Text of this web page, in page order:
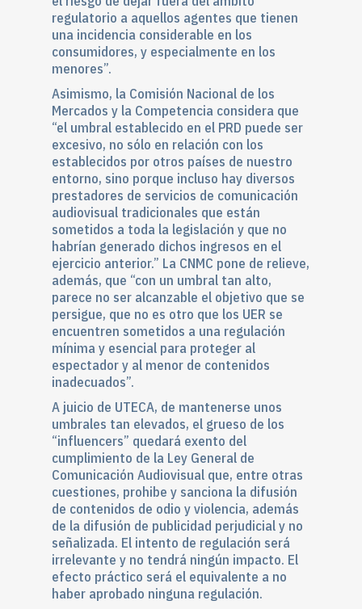
regulatorio a aquellos agentes que tienen
una incidencia considerable en los
consumidores, y especialmente en los
menores”.
Asimismo, la Comisión Nacional de los
Mercados y la Competencia considera que
“el umbral establecido en el PRD puede ser
excesivo, no sólo en relación con los
establecidos por otros países de nuestro
entorno, sino porque incluso hay diversos
prestadores de servicios de comunicación
audiovisual tradicionales que están
sometidos a toda la legislación y que no
habrían generado dichos ingresos en el
ejercicio anterior.” La CNMC pone de relieve,
además, que “con un umbral tan alto,
parece no ser alcanzable el objetivo que se
persigue, que no es otro que los UER se
encuentren sometidos a una regulación
mínima y esencial para proteger al
espectador y al menor de contenidos
inadecuados”.
A juicio de UTECA, de mantenerse unos
umbrales tan elevados, el grueso de los
“influencers” quedará exento del
cumplimiento de la Ley General de
Comunicación Audiovisual que, entre otras
cuestiones, prohibe y sanciona la difusión
de contenidos de odio y violencia, además
de la difusión de publicidad perjudicial y no
señalizada. El intento de regulación será
irrelevante y no tendrá ningún impacto. El
efecto práctico será el equivalente a no
haber aprobado ninguna regulación.